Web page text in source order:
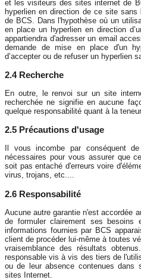
et les visiteurs des sites internet de
hyperlien en direction de ce site sans
de BCS. Dans l'hypothèse où un
en place un hyperlien en direction
appartiendra d'adresser un email
demande de mise en place d'un
d’accepter ou de refuser un hyperlien
2.4 Recherche
En outre, le renvoi sur un site
recherchée ne signifie en aucune
quelque responsabilité quant à la
2.5 Précautions d'usage
Il vous incombe par conséquent
nécessaires pour vous assurer que
soit pas entaché d'erreurs voire
virus, trojans, etc....
2.6 Responsabilité
Aucune autre garantie n'est accordée
de formuler clairement ses
informations fournies par BCS
client de procéder lui-même à toutes
vraisemblance des résultats
responsable vis à vis des tiers de
ou de leur absence contenues
sites Internet.